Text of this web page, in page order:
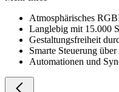
Atmosphärisches
Langlebig mit 15.000
Gestaltungsfreiheit
Smarte Steuerung
Automationen und